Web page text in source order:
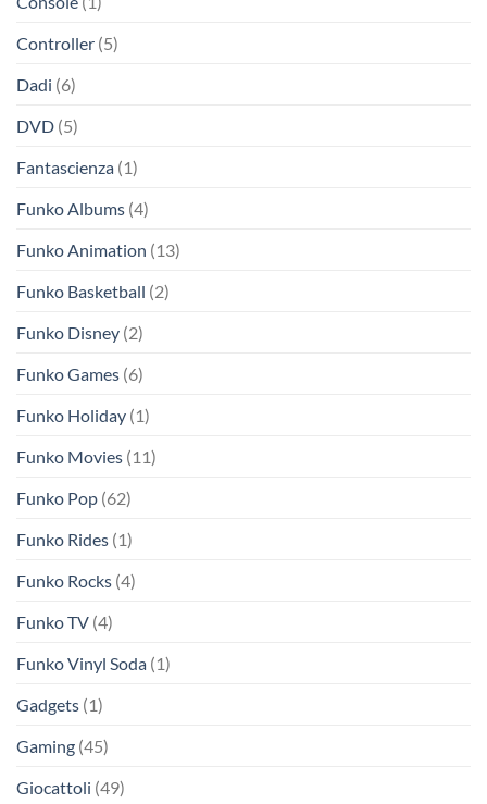
Controller (5)
Dadi (6)
DVD (5)
Fantascienza (1)
Funko Albums (4)
Funko Animation (13)
Funko Basketball (2)
Funko Disney (2)
Funko Games (6)
Funko Holiday (1)
Funko Movies (11)
Funko Pop (62)
Funko Rides (1)
Funko Rocks (4)
Funko TV (4)
Funko Vinyl Soda (1)
Gadgets (1)
Gaming (45)
Giocattoli (49)